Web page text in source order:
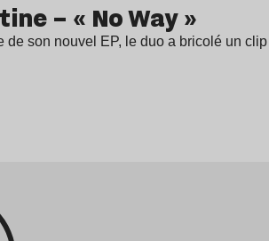
– « No Way »
de son nouvel EP, le duo a bricolé un clip